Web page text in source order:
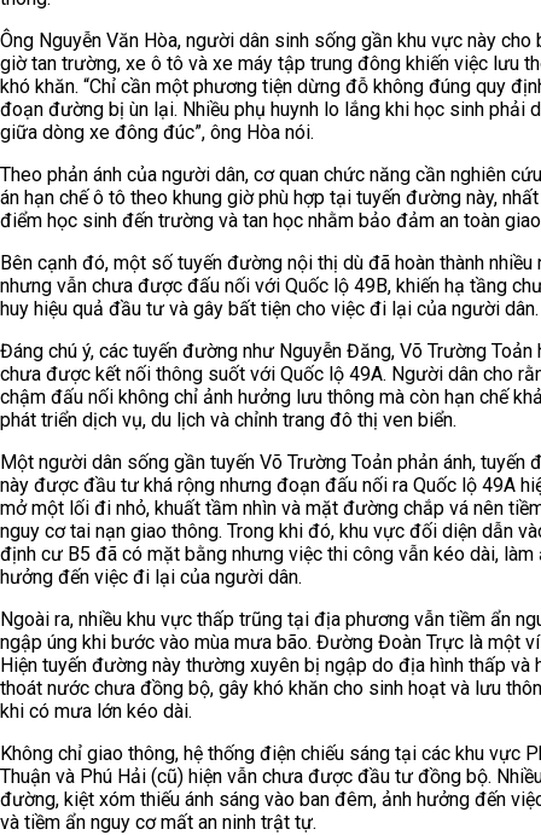
Ông Nguyễn Văn Hòa, người dân sinh sống gần khu vực này cho
giờ tan trường, xe ô tô và xe máy tập trung đông khiến việc lưu
khó khăn. “Chỉ cần một phương tiện dừng đỗ không đúng quy
đoạn đường bị ùn lại. Nhiều phụ huynh lo lắng khi học sinh phải
giữa dòng xe đông đúc”, ông Hòa nói.
Theo phản ánh của người dân, cơ quan chức năng cần nghiên
án hạn chế ô tô theo khung giờ phù hợp tại tuyến đường này,
điểm học sinh đến trường và tan học nhằm bảo đảm an toàn
Bên cạnh đó, một số tuyến đường nội thị dù đã hoàn thành nhiều
nhưng vẫn chưa được đấu nối với Quốc lộ 49B, khiến hạ tầng
huy hiệu quả đầu tư và gây bất tiện cho việc đi lại của người dân.
Đáng chú ý, các tuyến đường như Nguyễn Đăng, Võ Trường Toản
chưa được kết nối thông suốt với Quốc lộ 49A. Người dân cho
chậm đấu nối không chỉ ảnh hưởng lưu thông mà còn hạn chế
phát triển dịch vụ, du lịch và chỉnh trang đô thị ven biển.
Một người dân sống gần tuyến Võ Trường Toản phản ánh, tuyến
này được đầu tư khá rộng nhưng đoạn đấu nối ra Quốc lộ 49A
mở một lối đi nhỏ, khuất tầm nhìn và mặt đường chắp vá nên
nguy cơ tai nạn giao thông. Trong khi đó, khu vực đối diện dẫn
định cư B5 đã có mặt bằng nhưng việc thi công vẫn kéo dài, làm
hưởng đến việc đi lại của người dân.
Ngoài ra, nhiều khu vực thấp trũng tại địa phương vẫn tiềm ẩn
ngập úng khi bước vào mùa mưa bão. Đường Đoàn Trực là một
Hiện tuyến đường này thường xuyên bị ngập do địa hình thấp và
thoát nước chưa đồng bộ, gây khó khăn cho sinh hoạt và lưu
khi có mưa lớn kéo dài.
Không chỉ giao thông, hệ thống điện chiếu sáng tại các khu vực
Thuận và Phú Hải (cũ) hiện vẫn chưa được đầu tư đồng bộ.
đường, kiệt xóm thiếu ánh sáng vào ban đêm, ảnh hưởng đến
và tiềm ẩn nguy cơ mất an ninh trật tự.